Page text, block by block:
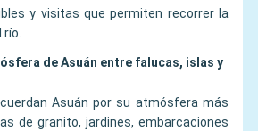
y visitas que permiten recorrer la
río.
de Asuán entre falucas, islas y
Asuán por su atmósfera más
de granito, jardines, embarcaciones